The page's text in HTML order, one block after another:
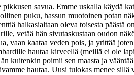
savua. Emme uskalla käydä
puku, hassun muotoinen potan
halkasialtaan oleva toisesta päästä
vetää hän sivutaskustaan oudon
vaan kaataa veden pois, ja yrittää
hautaa kirveellä (meillä ei ole
poimii sen maasta ja
hautaa. Uusi tulokas menee